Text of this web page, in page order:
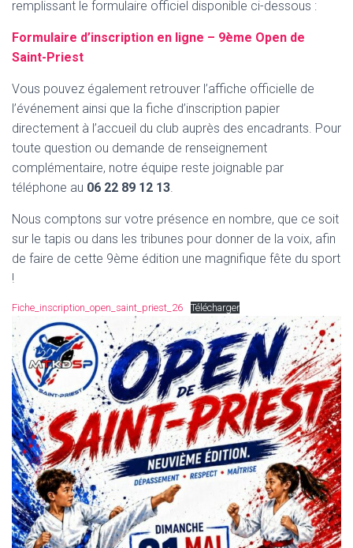
remplissant le formulaire officiel disponible ci-dessous :
Formulaire d’inscription en ligne – 9ème Open de
Saint-Priest
Vous pouvez également retrouver l’affiche officielle de
l’événement ainsi que la fiche d’inscription papier
directement à l’accueil du club auprès des encadrants. Pour
toute question ou demande de renseignement
complémentaire, notre équipe reste joignable par
téléphone au 06 22 89 12 13.
Nous comptons sur votre présence en nombre, que ce soit
sur le tapis ou dans les tribunes pour donner de la voix, afin
de faire de cette 9ème édition une magnifique fête du sport
!
Fiche_inscription_open_saint_priest_26 Télécharger